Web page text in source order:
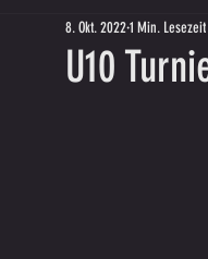
Spielergebnis
U10
8. Okt. 20221 Min. Lesezeit